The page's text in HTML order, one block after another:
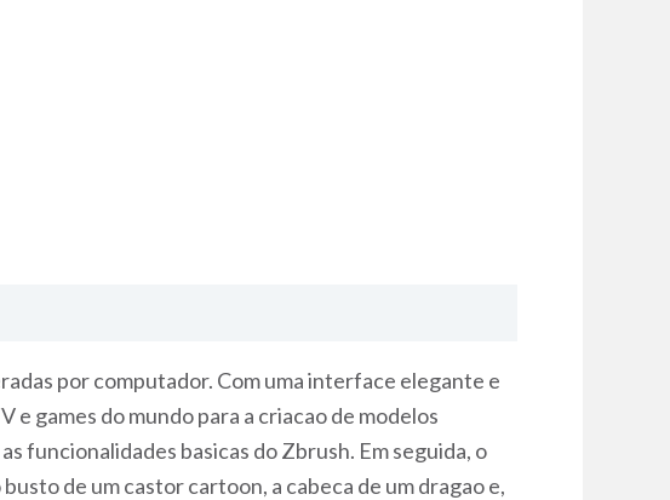
por computador. Com uma interface elegante e
games do mundo para a criacao de modelos
funcionalidades basicas do Zbrush. Em seguida, o
de um castor cartoon, a cabeca de um dragao e,